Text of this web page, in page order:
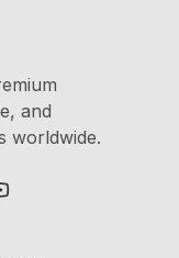
and
worldwide.